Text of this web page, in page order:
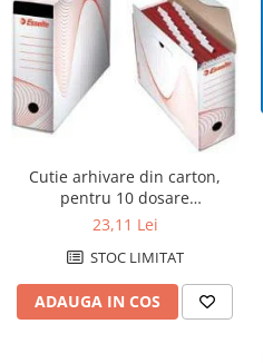
Cutie arhivare din carton,
pentru 10 dosare
suspendabile, ESSELTE - alb
23,11 Lei
STOC LIMITAT
ADAUGA IN COS